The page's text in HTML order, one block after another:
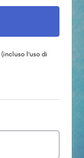
(incluso l'uso di